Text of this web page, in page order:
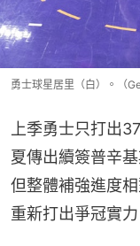
勇士球星居里（白）。（
上季勇士只打出
夏傳出續簽普辛
但整體補強進度
重新打出爭冠實